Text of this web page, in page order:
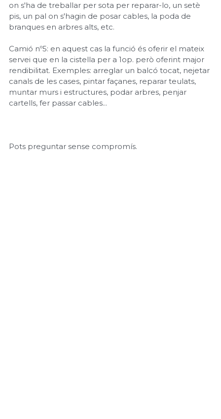
on s'ha de treballar per sota per reparar-lo, un setè
pis, un pal on s'hagin de posar cables, la poda de
branques en arbres alts, etc.
Camió nº5: en aquest cas la funció és oferir el mateix
servei que en la cistella per a 1op. però oferint major
rendibilitat. Exemples: arreglar un balcó tocat, nejetar
canals de les cases, pintar façanes, reparar teulats,
muntar murs i estructures, podar arbres, penjar
cartells, fer passar cables...
Pots preguntar sense compromís.